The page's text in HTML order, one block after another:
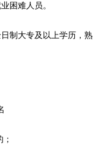
困难人员。
制大专及以上学历，熟